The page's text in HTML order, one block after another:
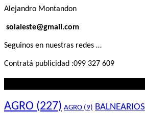
Alejandro Montandon
solaleste@gmail.com
Seguinos en nuestras redes …
Contratá publicidad :099 327 609
AGRO (227) AGRO (9) BALNEARIOS